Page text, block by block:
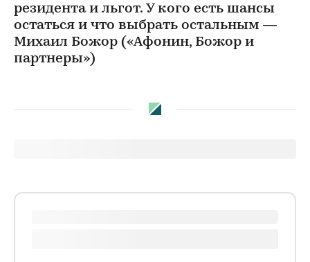
резидента и льгот. У кого есть шансы
остаться и что выбрать остальным —
Михаил Божор («Афонин, Божор и
партнеры»)